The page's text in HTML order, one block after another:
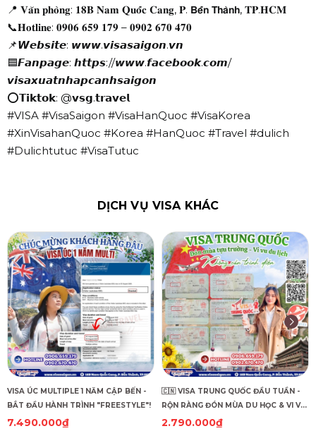
📍 𝐕𝐚̆𝐧 𝐩𝐡𝐨̀𝐧𝐠: 𝟏𝟖𝐁 𝐍𝐚𝐦 𝐐𝐮𝐨̂́𝐜 𝐂𝐚𝐧𝐠, 𝐏. 𝗕𝗲̂́𝗻 𝗧𝗵𝗮̀𝗻𝗵, 𝐓𝐏.𝐇𝐂𝐌
📞𝐇𝐨𝐭𝐥𝐢𝐧𝐞: 𝟎𝟗𝟎𝟔 𝟔𝟓𝟗 𝟏𝟕𝟗 – 𝟎𝟗𝟎𝟐 𝟔𝟕𝟎 𝟒𝟕𝟎
📌𝙒𝙚𝙗𝙨𝙞𝙩𝙚: 𝙬𝙬𝙬.𝙫𝙞𝙨𝙖𝙨𝙖𝙞𝙜𝙤𝙣.𝙫𝙣
🟦𝙁𝙖𝙣𝙥𝙖𝙜𝙚: 𝙝𝙩𝙩𝙥𝙨://𝙬𝙬𝙬.𝙛𝙖𝙘𝙚𝙗𝙤𝙤𝙠.𝙘𝙤𝙢/
𝙫𝙞𝙨𝙖𝙭𝙪𝙖𝙩𝙣𝙝𝙖𝙥𝙘𝙖𝙣𝙝𝙨𝙖𝙞𝙜𝙤𝙣
⭕𝗧𝗶𝗸𝘁𝗼𝗸: @𝘃𝘀𝗴.𝘁𝗿𝗮𝘃𝗲𝗹
#VISA #VisaSaigon #VisaHanQuoc #VisaKorea
#XinVisahanQuoc #Korea #HanQuoc #Travel #dulich
#Dulichtutuc #VisaTutuc
DỊCH VỤ VISA KHÁC
VISA ÚC MULTIPLE 1 NĂM CẬP BẾN -
BẮT ĐẦU HÀNH TRÌNH "FREESTYLE"!
7.490.000₫
🇨🇳 VISA TRUNG QUỐC ĐẦU TUẦN -
RỘN RÀNG ĐÓN MÙA DU HỌC & VI VU
DU LỊCH! 🇨🇳
2.790.000₫